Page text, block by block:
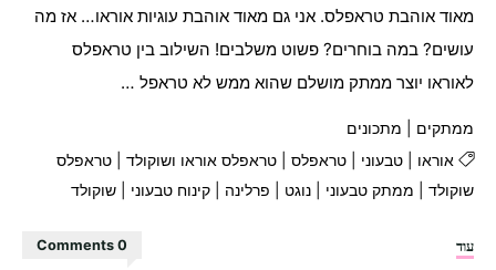
מאוד אוהבת טראפלס. אני גם מאוד אוהבת עוגיות אוראו… אז מה
עושים? במה בוחרים? פשוט משלבים! השילוב בין טראפלס
לאוראו יוצר ממתק מושלם שהוא ממש לא טראפל …
ממתקים
מתכונים
אוראו
טבעוני טראפלס| טראפלס אוראו ושוקולד| טראפלס
שוקולד
ממתק טבעוני |נוגט פרלינה |קינוח טבעוני |שוקולד
עוד"טראפלס
0 Comments